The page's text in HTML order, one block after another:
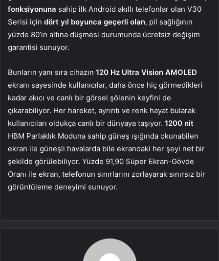
fonksiyonuna sahip ilk Android akıllı telefonlar olan V30
Serisi için dört yıl boyunca geçerli olan, pil sağlığının
yüzde 80’in altına düşmesi durumunda ücretsiz değişim
garantisi sunuyor.
Bunların yanı sıra cihazın 120 Hz Ultra Vision AMOLED
ekranı sayesinde kullanıcılar, daha önce hiç görmedikleri
kadar akıcı ve canlı bir görsel şölenin keyfini de
çıkarabiliyor. Her hareket, ayrıntı ve renk hayat bularak
kullanıcıları oldukça canlı bir dünyaya taşıyor. 1200 nit
HBM Parlaklık Moduna sahip güneş ışığında okunabilen
ekran ile güneşli havalarda bile ekrandaki her şeyi net bir
şekilde görülebiliyor. Yüzde 91,90 Süper Ekran-Gövde
Oranı ile ekran, telefonun sınırlarını zorlayarak sınırsız bir
görüntüleme deneyimi sunuyor.